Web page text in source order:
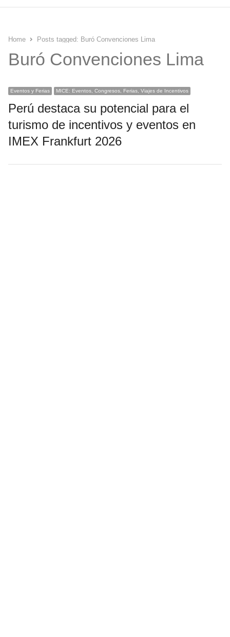
Home Posts tagged: Buró Convenciones Lima
Buró Convenciones Lima
Eventos y Ferias MICE: Eventos, Congresos, Ferias, Viajes de Incentivos
Perú destaca su potencial para el
turismo de incentivos y eventos en
IMEX Frankfurt 2026